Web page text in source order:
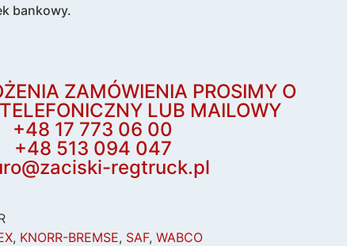
bankowy.
ZAMÓWIENIA PROSIMY O
LUB MAILOWY
+48 17 773 06 00
+48 513 094 047
regtruck.pl
, KNORR-BREMSE, SAF, WABCO